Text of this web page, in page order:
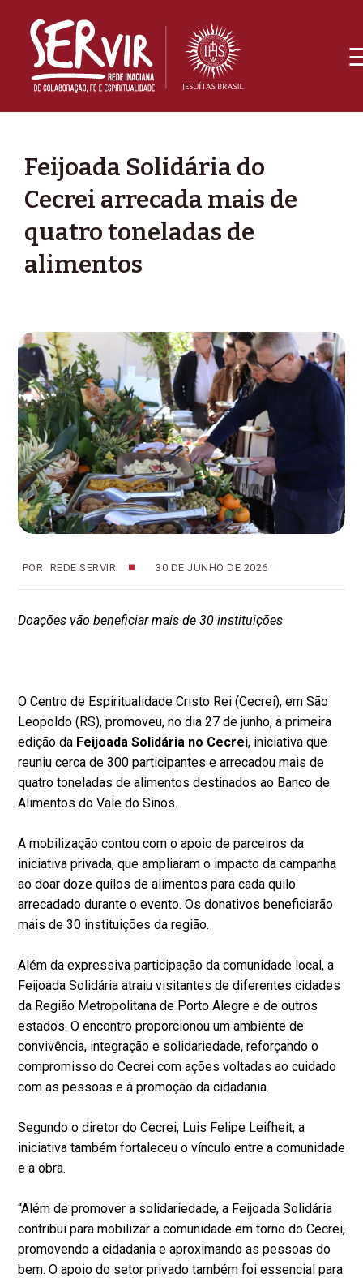
Feijoada Solidária do
Cecrei arrecada mais de
quatro toneladas de
alimentos
POR REDE SERVIR 30 DE JUNHO DE 2026
Doações vão beneficiar mais de 30 instituições
O Centro de Espiritualidade Cristo Rei (Cecrei), em São
Leopoldo (RS), promoveu, no dia 27 de junho, a primeira
edição da Feijoada Solidária no Cecrei, iniciativa que
reuniu cerca de 300 participantes e arrecadou mais de
quatro toneladas de alimentos destinados ao Banco de
Alimentos do Vale do Sinos.
A mobilização contou com o apoio de parceiros da
iniciativa privada, que ampliaram o impacto da campanha
ao doar doze quilos de alimentos para cada quilo
arrecadado durante o evento. Os donativos beneficiarão
mais de 30 instituições da região.
Além da expressiva participação da comunidade local, a
Feijoada Solidária atraiu visitantes de diferentes cidades
da Região Metropolitana de Porto Alegre e de outros
estados. O encontro proporcionou um ambiente de
convivência, integração e solidariedade, reforçando o
compromisso do Cecrei com ações voltadas ao cuidado
com as pessoas e à promoção da cidadania.
Segundo o diretor do Cecrei, Luis Felipe Leifheit, a
iniciativa também fortaleceu o vínculo entre a comunidade
e a obra.
“Além de promover a solidariedade, a Feijoada Solidária
contribui para mobilizar a comunidade em torno do Cecrei,
promovendo a cidadania e aproximando as pessoas do
bem. O apoio do setor privado também foi essencial para